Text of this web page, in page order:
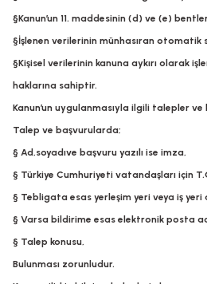
§Kanun’un 11. maddesinin (d) ve (e)
§İşlenen verilerinin münhasıran otomatik
§Kişisel verilerinin kanuna aykırı olarak
haklarına sahiptir.
Kanun’un uygulanmasıyla ilgili talepler ve
Talep ve başvurularda;
§ Ad,soyadıve başvuru yazılı ise imza,
§ Türkiye Cumhuriyeti vatandaşları için
§ Tebligata esas yerleşim yeri veya iş yeri
§ Varsa bildirime esas elektronik posta
§ Talep konusu,
Bulunması zorunludur.